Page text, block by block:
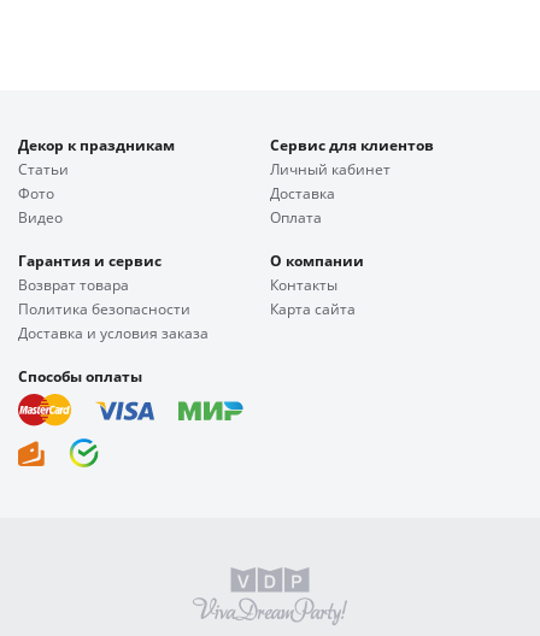
Декор к праздникам
Статьи
Фото
Видео
Сервис для клиентов
Личный кабинет
Доставка
Оплата
Гарантия и сервис
Возврат товара
Политика безопасности
Доставка и условия заказа
О компании
Контакты
Карта сайта
Способы оплаты